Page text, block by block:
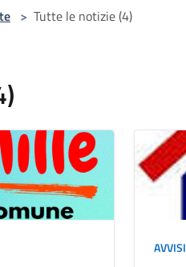
> Tutte le notizie (4)
AVVISI